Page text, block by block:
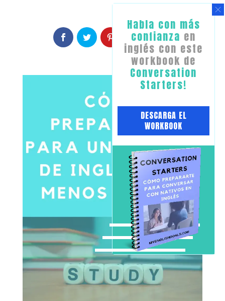
​Habla con ​más
confianza en
inglés con este
workbook de
Conversation
Starters!
​DESCARGA EL
WORKBOOK